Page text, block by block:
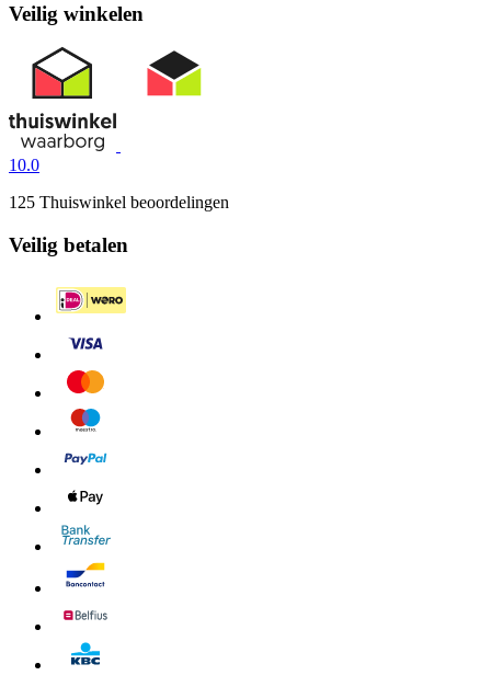
Veilig winkelen
10.0
125 Thuiswinkel beoordelingen
Veilig betalen